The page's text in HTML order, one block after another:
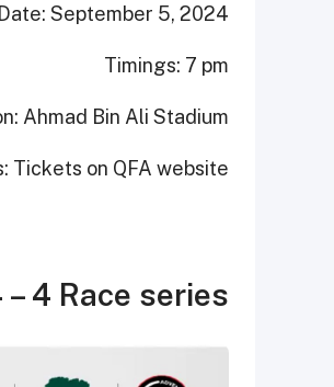
Date: September 5, 2024
Timings: 7 pm
Ahmad Bin Ali Stadium
Tickets on QFA website
4 Race series